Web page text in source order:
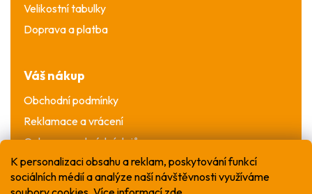
K personalizaci obsahu a reklam, poskytování funkcí
sociálních médií a analýze naší návštěvnosti využíváme
Velikostní tabulky
Doprava a platba
Váš nákup
Obchodní podmínky
Reklamace a vrácení
Ochrana osobních údajů